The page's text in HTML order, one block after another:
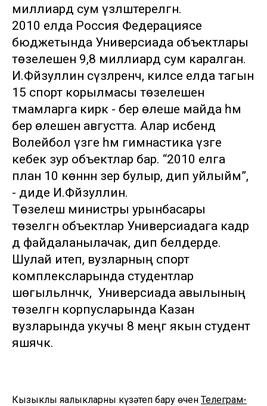
миллиард сум үзләштерелгән.
2010 елда Россия Федерациясе
бюджетында Универсиада объектлары
төзелешенә 9,8 миллиард сум каралган.
И.Фәйзуллин сүзләренчә, киләсе елда тагын
15 спорт корылмасы төзелешен
тәмамларга кирәк - бер өлеше майда һәм
бер өлешен августта. Алар исәбендә
Волейбол үзәге һәм гимнастика үзәге
кебек зур объектлар бар. “2010 елга
план 10 көннән әзер булыр, дип уйлыйм”,
- диде И.Фәйзуллин.
Төзелеш министры урынбасары
төзелгән объектлар Универсиадага кадәр
дә файдаланылачак, дип белдерде.
Шулай итеп, вузларның спорт
комплексларында студентлар
шөгыльләнәчәк, ә Универсиада авылының
төзелгән корпусларында Казан
вузларында укучы 8 меңгә якын студент
яшәячәк.
Кызыклы яңалыкларны күзәтеп бару өчен Телеграм-